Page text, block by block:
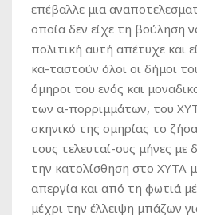
επέβαλλε μια
οποία δεν είχε τη βούληση
πολιτική αυτή απέτυχε και
κα-ταστούν όλοι οι δήμοι
όμηροι του ενός και
των α-πορριμμάτων, του
σκηνικό της ομηρίας το
τους τελευταί-ους μήνες
την κατολίσθηση στο ΧΥΤΑ
απεργία και από τη φωτιά
μέχρι την έλλειψη μπάζων